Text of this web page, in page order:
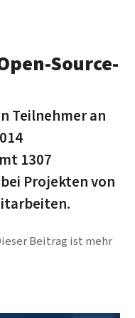
Source-
Teilnehmer an
1307
Projekten von
Beitrag ist mehr